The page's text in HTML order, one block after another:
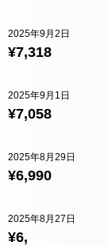
¥7,318
2025年9月2日
¥7,058
2025年9月1日
¥6,990
2025年8月29日
¥6,
2025年8月27日